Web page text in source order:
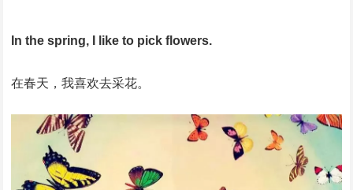
In the spring, I like to pick flowers.
在春天，我喜欢去采花。